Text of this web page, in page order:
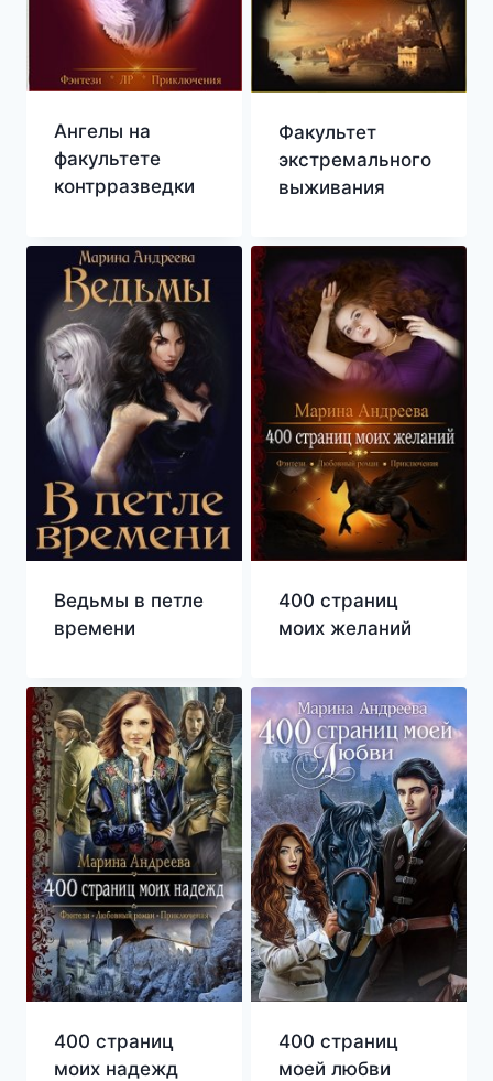
Ангелы на
факультете
контрразведки
Факультет
экстремального
выживания
Ведьмы в петле
времени
400 страниц
моих желаний
400 страниц
моих надежд
400 страниц
моей любви